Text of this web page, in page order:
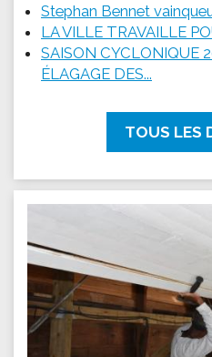
Stephan Bennet
LA VILLE TRAVAILLE
SAISON CYCLONIQUE
ÉLAGAGE DES...
TOUS LES